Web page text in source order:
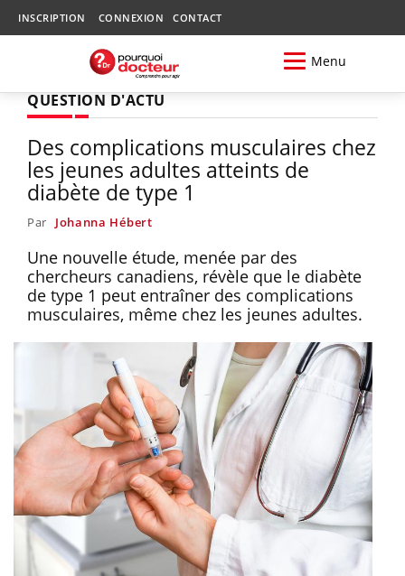
INSCRIPTION CONNEXION CONTACT
Menu
QUESTION D'ACTU
Des complications musculaires chez
les jeunes adultes atteints de
diabète de type 1
Par Johanna Hébert
Une nouvelle étude, menée par des
chercheurs canadiens, révèle que le diabète
de type 1 peut entraîner des complications
musculaires, même chez les jeunes adultes.